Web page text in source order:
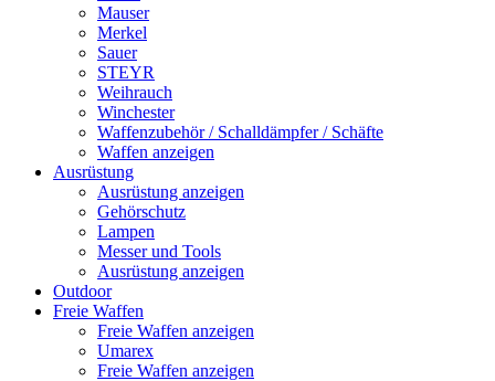
Mauser
Merkel
Sauer
STEYR
Weihrauch
Winchester
Waffenzubehör / Schalldämpfer / Schäfte
Waffen anzeigen
Ausrüstung
Ausrüstung anzeigen
Gehörschutz
Lampen
Messer und Tools
Ausrüstung anzeigen
Outdoor
Freie Waffen
Freie Waffen anzeigen
Umarex
Freie Waffen anzeigen